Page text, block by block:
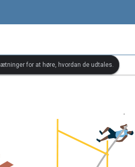
for at høre, hvordan de udtales.